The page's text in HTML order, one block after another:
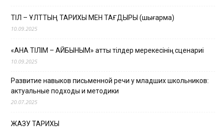
ТІЛ – ҰЛТТЫҢ ТАРИХЫ МЕН ТАҒДЫРЫ (шығарма)
10.09.2025
«АНА ТІЛІМ – АЙБЫНЫМ» атты тілдер мерекесінің сценариі
10.09.2025
Развитие навыков письменной речи у младших школьников:
актуальные подходы и методики
20.07.2025
ЖАЗУ ТАРИХЫ